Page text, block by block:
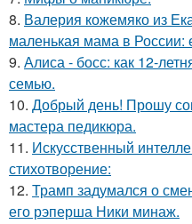
8. Валерия кожемяко из
маленькая мама в России:
9. Алиса - босс: как 12-
семью.
10. Добрый день! Прошу
мастера педикюра.
11. Искусственный
стихотворение:
12. Трамп задумался о
его рэперша Ники минаж.